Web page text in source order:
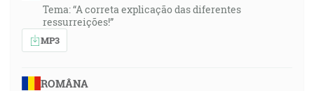
Tema: “A correta explicação das diferentes
ressurreições!”
MP3
ROMÂNA